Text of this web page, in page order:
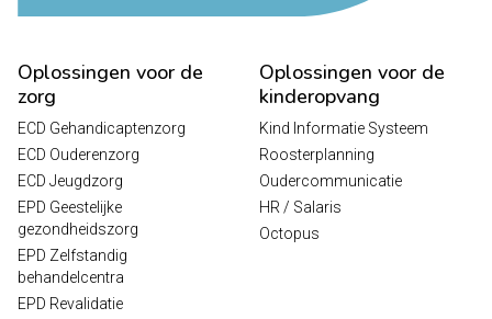
Oplossingen voor de
zorg
ECD Gehandicaptenzorg
ECD Ouderenzorg
ECD Jeugdzorg
EPD Geestelijke
gezondheidszorg
EPD Zelfstandig
behandelcentra
EPD Revalidatie
Oplossingen voor de
kinderopvang
Kind Informatie Systeem
Roosterplanning
Oudercommunicatie
HR / Salaris
Octopus